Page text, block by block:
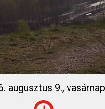
augusztus 9., vasárnap